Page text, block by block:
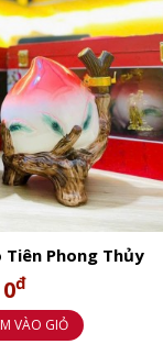
Phong Thủy
0đ
VÀO GIỎ